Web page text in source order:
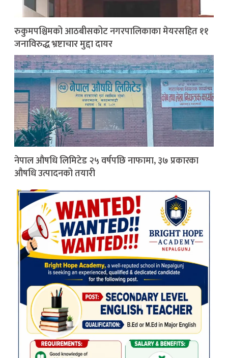
रुकुमपश्चिमको आठबीसकोट नगरपालिकाका मेयरसहित ११
जनाविरुद्ध भ्रष्टाचार मुद्दा दायर
नेपाल औषधि लिमिटेड २५ वर्षपछि नाफामा, ३७ प्रकारका
औषधि उत्पादनको तयारी